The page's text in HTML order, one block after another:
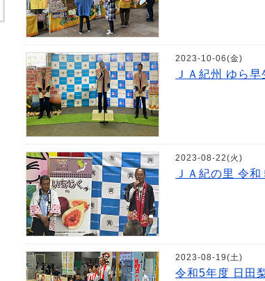
2023-10-06(金)
ＪＡ紀州 ゆら
2023-08-22(火)
ＪＡ紀の里 令
2023-08-19(土)
令和5年度 日田